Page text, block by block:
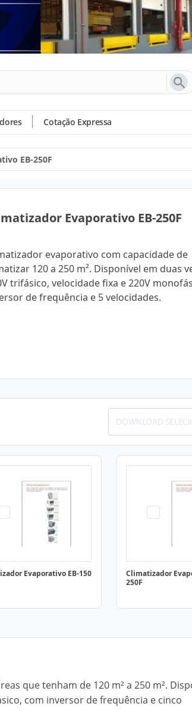
Cotação Expressa
EB-250F
Evaporativo EB-250F
evaporativo com capacidade de
120 a 250 m². Disponível em duas
trifásico, velocidade fixa e 220V
de frequência e 5 velocidades.
DOWNLOAD
Evaporativo EB-150
Climatizador
250F
que tenham de 120 m² a 250 m².
com inversor de frequência e cinco